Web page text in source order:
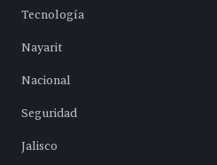
Tecnología
Nayarit
Nacional
Seguridad
Jalisco